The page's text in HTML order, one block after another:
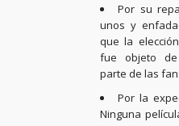
Por su
unos y
que la
fue objeto
parte de las
Por la
Ninguna